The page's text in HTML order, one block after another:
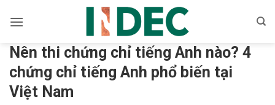
qua
dungNên thi chứng chỉ tiếng Anh nào? 4
chứng chỉ tiếng Anh phổ biến tại
Việt Nam